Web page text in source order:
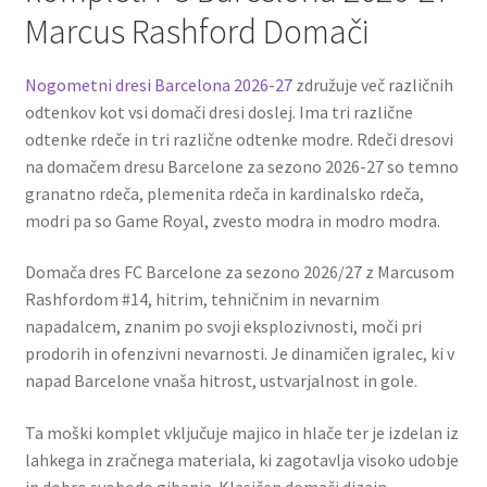
Marcus Rashford Domači
Nogometni dresi Barcelona 2026-27združuje več različnih
odtenkov kot vsi domači dresi doslej. Ima tri različne
odtenke rdeče in tri različne odtenke modre. Rdeči dresovi
na domačem dresu Barcelone za sezono 2026-27 so temno
granatno rdeča, plemenita rdeča in kardinalsko rdeča,
modri pa so Game Royal, zvesto modra in modro modra.
Domača dres FC Barcelone za sezono 2026/27 z Marcusom
Rashfordom #14, hitrim, tehničnim in nevarnim
napadalcem, znanim po svoji eksplozivnosti, moči pri
prodorih in ofenzivni nevarnosti. Je dinamičen igralec, ki v
napad Barcelone vnaša hitrost, ustvarjalnost in gole.
Ta moški komplet vključuje majico in hlače ter je izdelan iz
lahkega in zračnega materiala, ki zagotavlja visoko udobje